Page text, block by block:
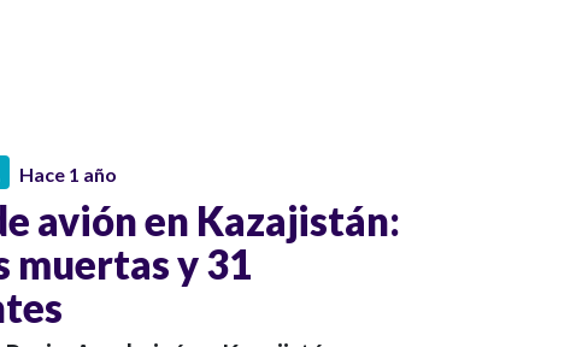
Hace 1 año
avión en Kazajistán:
muertas y 31